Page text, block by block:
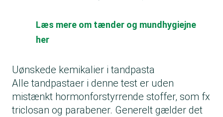
Læs mere om tænder og mundhygiejne
her
Uønskede kemikalier i tandpasta
Alle tandpastaer i denne test er uden
mistænkt hormonforstyrrende stoffer, som fx
triclosan og parabener. Generelt gælder det